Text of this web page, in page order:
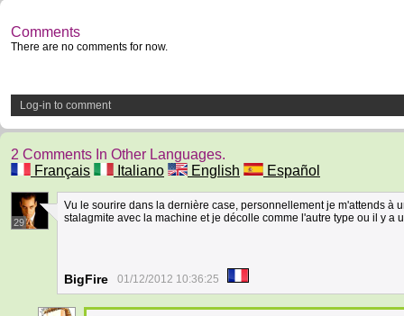
Comments
There are no comments for now.
Log-in to comment
2 Comments In Other Languages.
Français
Italiano English Español
29
Vu le sourire dans la dernière case, personnellement je m'attends à
stalagmite avec la machine et je décolle comme l'autre type ou il y a
BigFire 01/12/2012 10:36:25